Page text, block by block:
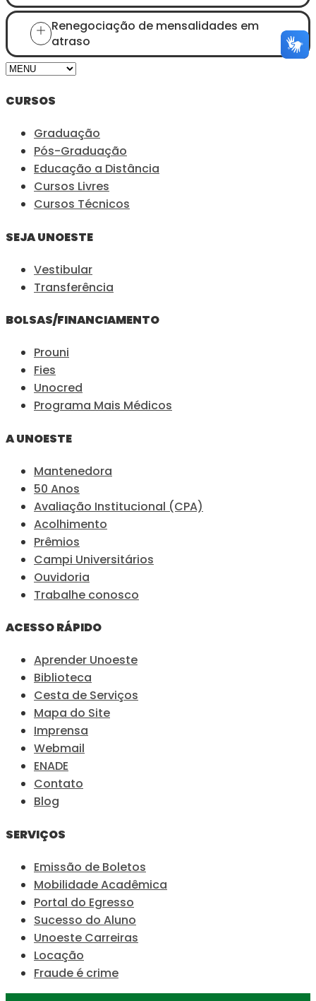
Renegociação de mensalidades em
atraso
CURSOS
Graduação
Pós-Graduação
Educação a Distância
Cursos Livres
Cursos Técnicos
SEJA UNOESTE
Vestibular
Transferência
BOLSAS/FINANCIAMENTO
Prouni
Fies
Unocred
Programa Mais Médicos
A UNOESTE
Mantenedora
50 Anos
Avaliação Institucional (CPA)
Acolhimento
Prêmios
Campi Universitários
Ouvidoria
Trabalhe conosco
ACESSO RÁPIDO
Aprender Unoeste
Biblioteca
Cesta de Serviços
Mapa do Site
Imprensa
Webmail
ENADE
Contato
Blog
SERVIÇOS
Emissão de Boletos
Mobilidade Acadêmica
Portal do Egresso
Sucesso do Aluno
Unoeste Carreiras
Locação
Fraude é crime